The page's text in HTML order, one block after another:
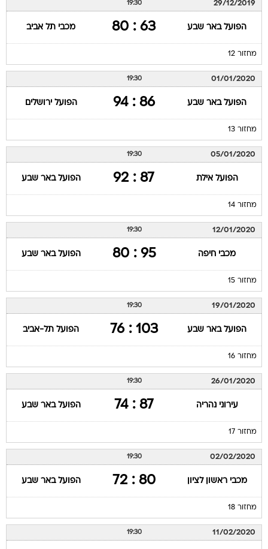
29/12/2019
19:30
הפועל באר שבע 63 : 80 מכבי תל אביב
מחזור 12
01/01/2020
19:30
הפועל באר שבע 86 : 94 הפועל ירושלים
מחזור 13
05/01/2020
19:30
הפועל אילת 87 : 92 הפועל באר שבע
מחזור 14
12/01/2020
19:30
מכבי חיפה 95 : 80 הפועל באר שבע
מחזור 15
19/01/2020
19:30
הפועל באר שבע 103 : 76 הפועל תל-אביב
מחזור 16
26/01/2020
19:30
עירוני נהריה 87 : 74 הפועל באר שבע
מחזור 17
02/02/2020
19:30
מכבי ראשון לציון 80 : 72 הפועל באר שבע
מחזור 18
11/02/2020
19:30